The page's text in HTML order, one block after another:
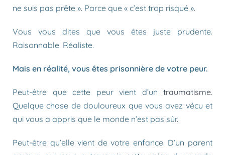
ne suis pas prête ». Parce que « c’est trop risqué ».
Vous vous dites que vous êtes juste prudente.
Raisonnable. Réaliste.
Mais en réalité, vous êtes prisonnière de votre peur.
Peut-être que cette peur vient d’un traumatisme.
Quelque chose de douloureux que vous avez vécu et
qui vous a appris que le monde n’est pas sûr.
Peut-être qu’elle vient de votre enfance. D’un parent